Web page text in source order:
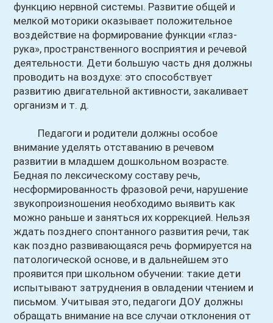
функцию нервной системы. Развитие общей и
мелкой моторики оказывает положительное
воздействие на формирование функции «глаз-
рука», пространственного восприятия и речевой
деятельности. Дети большую часть дня должны
проводить на воздухе: это способствует
развитию двигательной активности, закаливает
организм и т. д.
Педагоги и родители должны особое
внимание уделять отставанию в речевом
развитии в младшем дошкольном возрасте.
Бедная по лексическому составу речь,
несформированность фразовой речи, нарушение
звукопроизношения необходимо выявить как
можно раньше и заняться их коррекцией. Нельзя
ждать позднего спонтанного развития речи, так
как поздно развивающаяся речь формируется на
патологической основе, и в дальнейшем это
проявится при школьном обучении: такие дети
испытывают затруднения в овладении чтением и
письмом. Учитывая это, педагоги ДОУ должны
обращать внимание на все случаи отклонения от